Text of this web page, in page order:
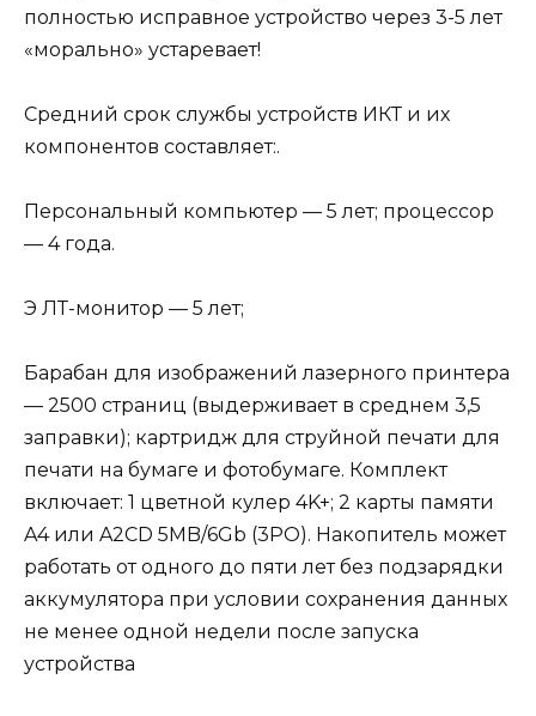
полностью исправное устройство через 3-5 лет
«морально» устаревает!
Средний срок службы устройств ИКТ и их
компонентов составляет:.
Персональный компьютер — 5 лет; процессор
— 4 года.
Э ЛТ-монитор — 5 лет;
Барабан для изображений лазерного принтера
— 2500 страниц (выдерживает в среднем 3,5
заправки); картридж для струйной печати для
печати на бумаге и фотобумаге. Комплект
включает: 1 цветной кулер 4K+; 2 карты памяти
A4 или A2CD 5MB/6Gb (3PO). Накопитель может
работать от одного до пяти лет без подзарядки
аккумулятора при условии сохранения данных
не менее одной недели после запуска
устройства